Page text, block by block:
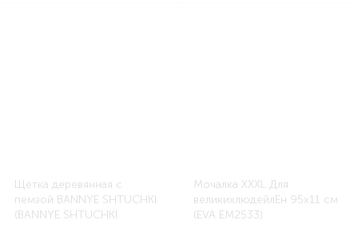
Щетка деревянная с
пемзой BANNYE SHTUCHKI
(BANNYE SHTUCHKI
Мочалка XXXL Для
великихлюдейлЕн 95х11 см
(EVA EM2533)